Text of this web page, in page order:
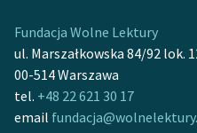
Fundacja Wolne Lektury
ul. Marszałkowska 84/92 lok.
00-514 Warszawa
tel. +48 22 621 30 17
email